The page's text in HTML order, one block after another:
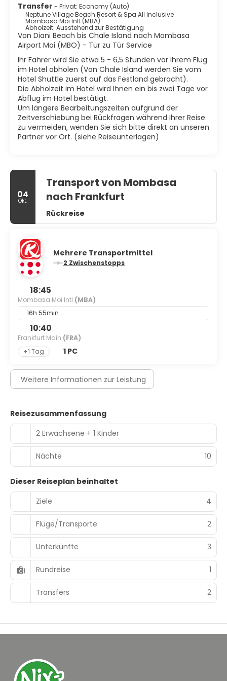
Transfer - Privat: Economy (Auto)
Neptune Village Beach Resort & Spa All Inclusive
Mombasa Moi Intl (MBA)
Abholzeit: Ausstehend zur Bestätigung
Von Diani Beach bis Chale Island nach Mombasa
Airport Moi (MBO) - Tür zu Tür Service
Ihr Fahrer wird Sie etwa 5 - 6,5 Stunden vor Ihrem Flug
im Hotel abholen (Von Chale Island werden Sie vom
Hotel Shuttle zuerst auf das Festland gebracht).
Die Abholzeit im Hotel wird Ihnen ein bis zwei Tage vor
Abflug im Hotel bestätigt.
Um längere Bearbeitungszeiten aufgrund der
Zeitverschiebung bei Rückfragen während Ihrer Reise
zu vermeiden, wenden Sie sich bitte direkt an unseren
Partner vor Ort. (siehe Reiseunterlagen)
04
Okt.
Transport von Mombasa
nach Frankfurt
Rückreise
Mehrere Transportmittel
2 Zwischenstopps
18:45
Mombasa Moi Intl (MBA)
16h 55min
10:40
Frankfurt Main (FRA)
+1 Tag
1 PC
Weitere Informationen zur Leistung
Reisezusammenfassung
2 Erwachsene + 1 Kinder
Nächte 10
Dieser Reiseplan beinhaltet
Ziele
4
Flüge/Transporte 2
Unterkünfte 3
Rundreise 1
Transfers 2